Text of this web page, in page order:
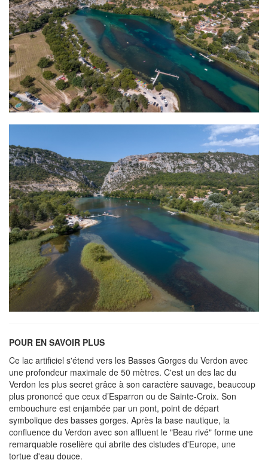
POUR EN SAVOIR PLUS
Ce lac artificiel s'étend vers les Basses Gorges du Verdon avec
une profondeur maximale de 50 mètres. C'est un des lac du
Verdon les plus secret grâce à son caractère sauvage, beaucoup
plus prononcé que ceux d’Esparron ou de Sainte-Croix. Son
embouchure est enjambée par un pont, point de départ
symbolique des basses gorges. Après la base nautique, la
confluence du Verdon avec son affluent le "Beau rivé" forme une
remarquable roselière qui abrite des cistudes d'Europe, une
tortue d'eau douce.